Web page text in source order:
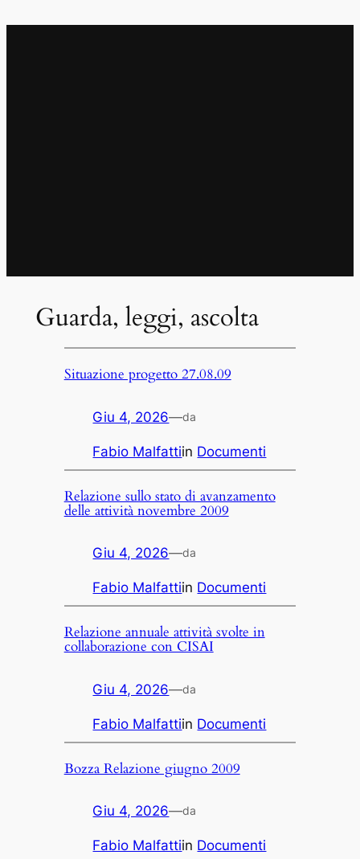
Guarda, leggi, ascolta
Situazione progetto 27.08.09
Giu 4, 2026—da
Fabio Malfattiin Documenti
Relazione sullo stato di avanzamento
delle attività novembre 2009
Giu 4, 2026—da
Fabio Malfattiin Documenti
Relazione annuale attività svolte in
collaborazione con CISAI
Giu 4, 2026—da
Fabio Malfattiin Documenti
Bozza Relazione giugno 2009
Giu 4, 2026—da
Fabio Malfattiin Documenti